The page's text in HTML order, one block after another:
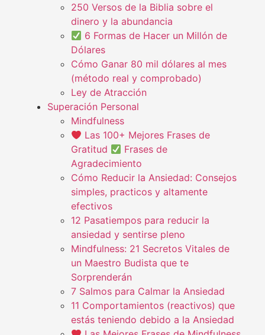
250 Versos de la Biblia sobre el
dinero y la abundancia
6 Formas de Hacer un Millón de
Dólares
Cómo Ganar 80 mil dólares al mes
(método real y comprobado)
Ley de Atracción
Superación Personal
Mindfulness
Las 100+ Mejores Frases de
Gratitud
Frases de
Agradecimiento
Cómo Reducir la Ansiedad: Consejos
simples, practicos y altamente
efectivos
12 Pasatiempos para reducir la
ansiedad y sentirse pleno
Mindfulness: 21 Secretos Vitales de
un Maestro Budista que te
Sorprenderán
7 Salmos para Calmar la Ansiedad
11 Comportamientos (reactivos) que
estás teniendo debido a la Ansiedad